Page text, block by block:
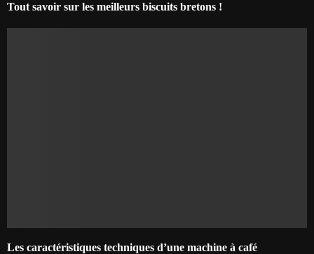
Tout savoir sur les meilleurs biscuits bretons !
Les caractéristiques techniques d’une machine à café